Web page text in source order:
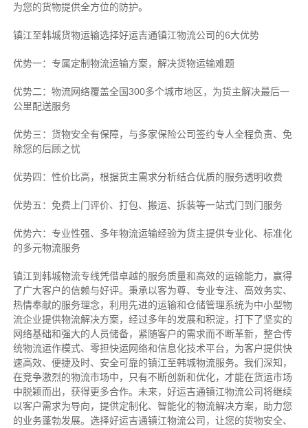
为您的货物提供全方位的防护。
镇江至韩城货物运输选择好运吉通镇江物流公司的6大优势
优势一：专属定制物流运输方案，解决货物运输难题
优势二：物流网络覆盖全国300多个城市地区，为货主解决最后一
公里配送服务
优势三：货物安全有保障，与多家保险公司签约专人全程负责、免
除您的后顾之忧
优势四：性价比高，根据货主需求分析结合优质的服务透明收费
优势五：免费上门评价、打包、搬运、拆装等一站式门到门服务
优势六：专业性强、多年物流运输经验为货主提供专业化、标准化
的多元物流服务
镇江到韩城物流专线凭借卓越的服务质量和高效的运输能力，赢得
了广大客户的信赖与好评。 秉承以客为尊、专业专注、高效务实、
热情奉献的服务理念，利用先进的运输和仓储管理系统为中小型物
流企业提供物流解决方案，经过多年的发展和积淀，打下了坚实的
网络基础和强大的人员储备，紧随客户的需求而不断革新，整合传
统物流运作模式、零担快运网络和信息化技术平台，为客户提供快
速高效、便捷及时、安全可靠的镇江至韩城物流服务。 我们深知，
在竞争激烈的物流市场中，只有不断创新和优化，才能在货运市场
中脱颖而出，获得更多合作。 未来，好运吉通镇江物流公司将继续
以客户需求为导向，提供定制化、智能化的物流解决方案，助力您
的业务蓬勃发展。选择好运吉通镇江物流公司，让您的货物安全、